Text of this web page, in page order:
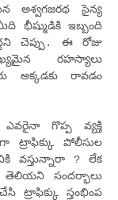
అశ్వగజరథ సైన్య
భీష్ముడికి ఇబ్బంది
చెప్పు. ఈ రోజు
రహస్యాలు
అక్కడకు రావ‌డం
గొప్ప వ్యక్తి
ట్రాఫిక్కు పోలీసుల
వస్తున్నారా ? లేక
తెలియని సందర్భాలు
స్తంభింప